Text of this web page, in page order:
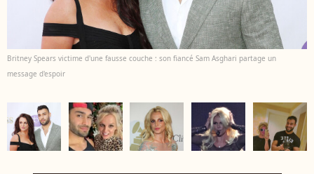
Britney Spears victime d'une fausse couche : son fiancé Sam Asghari partage un
message d'espoir